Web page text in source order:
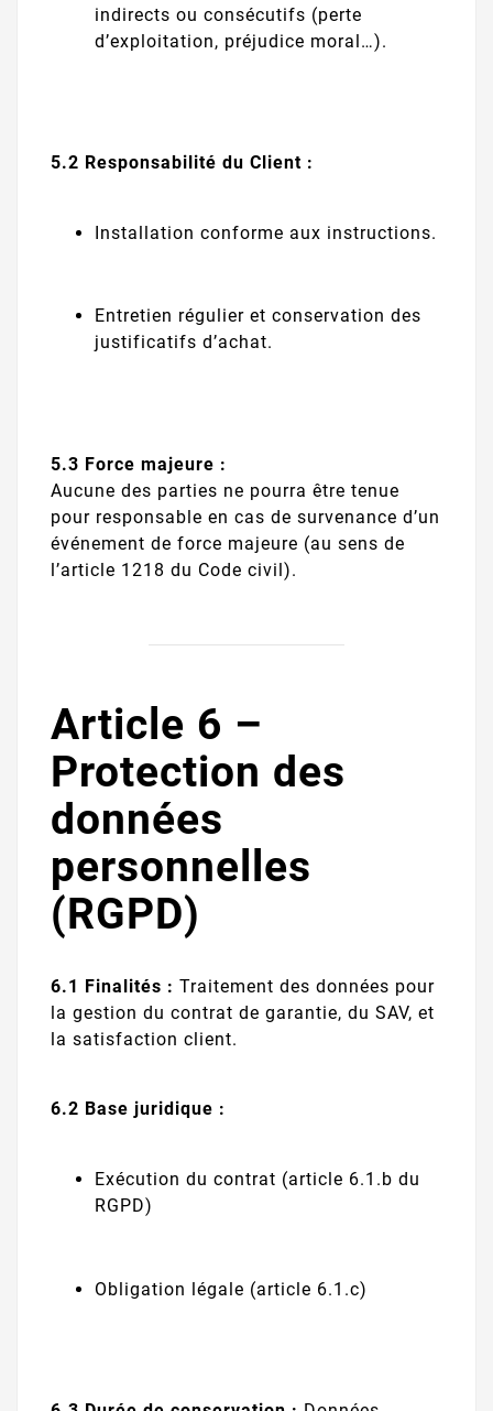
indirects ou consécutifs (perte
d’exploitation, préjudice moral…).
5.2 Responsabilité du Client :
Installation conforme aux instructions.
Entretien régulier et conservation des
justificatifs d’achat.
5.3 Force majeure :
Aucune des parties ne pourra être tenue
pour responsable en cas de survenance d’un
événement de force majeure (au sens de
l’article 1218 du Code civil).
Article 6 –
Protection des
données
personnelles
(RGPD)
6.1 Finalités : Traitement des données pour
la gestion du contrat de garantie, du SAV, et
la satisfaction client.
6.2 Base juridique :
Exécution du contrat (article 6.1.b du
RGPD)
Obligation légale (article 6.1.c)